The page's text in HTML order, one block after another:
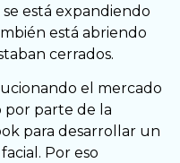
se está expandiendo
está abriendo
cerrados.
el mercado
por parte de la
para desarrollar un
Por eso